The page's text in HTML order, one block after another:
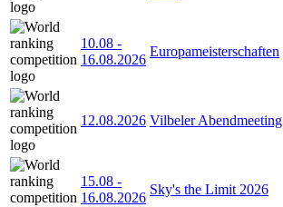
10.08 -
16.08.2026
Europameisterschaften
12.08.2026 Vilbeler Abendmeeting
15.08 -
16.08.2026
Sky's the Limit 2026